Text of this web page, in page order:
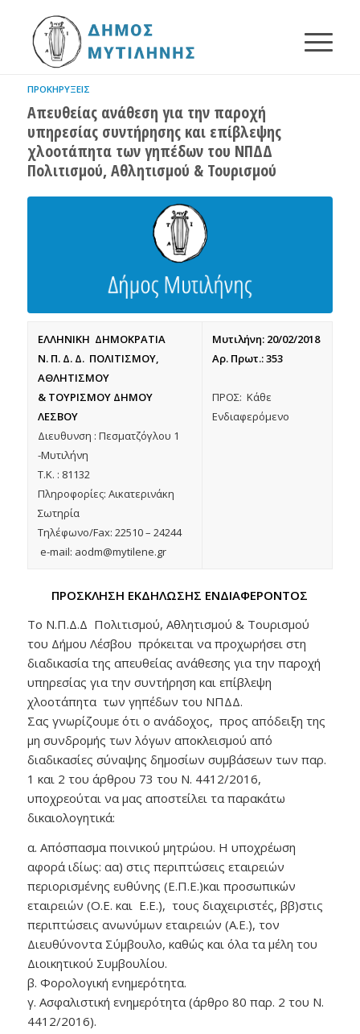
ΠΡΟΚΗΡΎΞΕΙΣ
Απευθείας ανάθεση για την παροχή
υπηρεσίας συντήρησης και επίβλεψης
χλοοτάπητα των γηπέδων του ΝΠΔΔ
Πολιτισμού, Αθλητισμού & Τουρισμού
ΕΛΛΗΝΙΚΗ ΔΗΜΟΚΡΑΤΙΑ
Ν. Π. Δ. Δ. ΠΟΛΙΤΙΣΜΟΥ,
ΑΘΛΗΤΙΣΜΟΥ
& ΤΟΥΡΙΣΜΟΥ ΔΗΜΟΥ
ΛΕΣΒΟΥ
Διευθυνση : Πεσματζόγλου 1
-Μυτιλήνη
Τ.Κ. : 81132
Πληροφορίες: Αικατερινάκη
Σωτηρία
Τηλέφωνο/Fax: 22510 – 24244
e-mail: aodm@mytilene.gr
Μυτιλήνη: 20/02/2018
Αρ. Πρωτ.: 353
ΠΡΟΣ: Κάθε
Ενδιαφερόμενο
ΠΡΟΣΚΛΗΣΗ ΕΚΔΗΛΩΣΗΣ ΕΝΔΙΑΦΕΡΟΝΤΟΣ
Το Ν.Π.Δ.Δ Πολιτισμού, Αθλητισμού & Τουρισμού
του Δήμου Λέσβου πρόκειται να προχωρήσει στη
διαδικασία της απευθείας ανάθεσης για την παροχή
υπηρεσίας για την συντήρηση και επίβλεψη
χλοοτάπητα των γηπέδων του ΝΠΔΔ.
Σας γνωρίζουμε ότι ο ανάδοχος, προς απόδειξη της
μη συνδρομής των λόγων αποκλεισμού από
διαδικασίες σύναψης δημοσίων συμβάσεων των παρ.
1 και 2 του άρθρου 73 του Ν. 4412/2016,
υποχρεούται να μας αποστείλει τα παρακάτω
δικαιολογητικά:
α. Απόσπασμα ποινικού μητρώου. Η υποχρέωση
αφορά ιδίως: αα) στις περιπτώσεις εταιρειών
περιορισμένης ευθύνης (Ε.Π.Ε.)και προσωπικών
εταιρειών (Ο.Ε. και Ε.Ε.), τους διαχειριστές, ββ)στις
περιπτώσεις ανωνύμων εταιρειών (Α.Ε.), τον
Διευθύνοντα Σύμβουλο, καθώς και όλα τα μέλη του
Διοικητικού Συμβουλίου.
β. Φορολογική ενημερότητα.
γ. Ασφαλιστική ενημερότητα (άρθρο 80 παρ. 2 του Ν.
4412/2016).